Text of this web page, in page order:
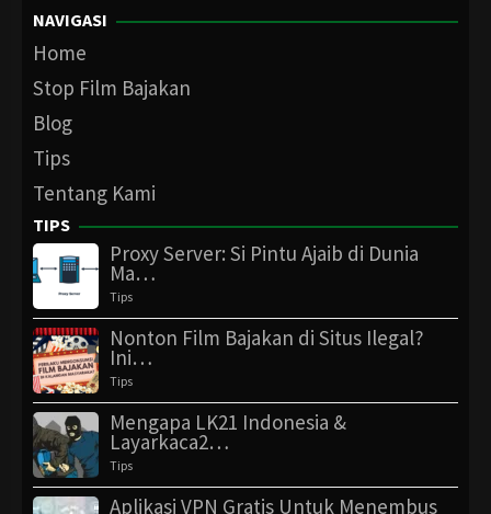
NAVIGASI
Home
Stop Film Bajakan
Blog
Tips
Tentang Kami
TIPS
Proxy Server: Si Pintu Ajaib di Dunia
Ma…
Tips
Nonton Film Bajakan di Situs Ilegal?
Ini…
Tips
Mengapa LK21 Indonesia &
Layarkaca2…
Tips
Aplikasi VPN Gratis Untuk Menembus